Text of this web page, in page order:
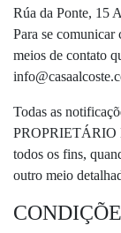
Rúa da Ponte, 15
Para se comunicar
meios de contato
Todas as
PROPRIETÁRIO
todos os fins,
outro meio